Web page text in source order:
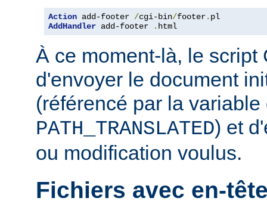
Action add-footer /cgi-bin/footer.
AddHandler add-footer . html
À ce moment-là, le script
d'envoyer le document
(référencé par la
PATH_TRANSLATED) et
ou modification voulus.
Fichiers avec en-